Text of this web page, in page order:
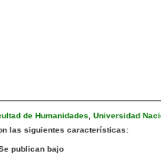
de Humanidades, Universidad
las siguientes características:
publican bajo